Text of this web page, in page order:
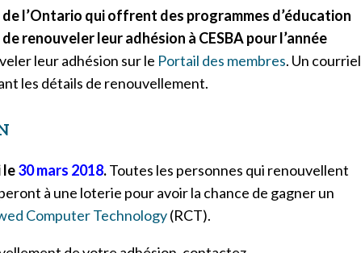
l’Ontario qui offrent des programmes d’éducation
renouveler leur adhésion à CESBA pour l’année
leur adhésion sur le Portail des membres. Un courriel
les détails de renouvellement.
le30 mars 2018.Toutes les personnes qui renouvellent
à une loterie pour avoir la chance de gagner un
Computer Technology(RCT).